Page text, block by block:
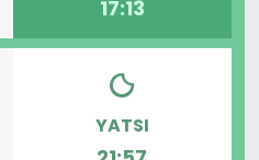
17:13
YATSI